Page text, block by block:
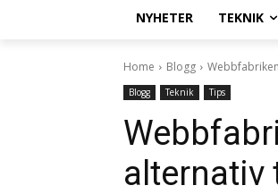
NYHETER TEKNIK
Home Blogg
Blogg Teknik Tips
alternativ